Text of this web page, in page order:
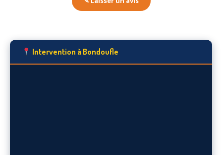
Intervention à Bondoufle